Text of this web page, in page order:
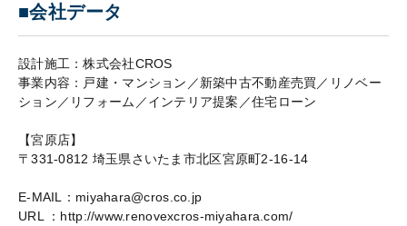
■会社データ
設計施工：株式会社CROS
事業内容：戸建・マンション／新築中古不動産売買／リノベー
ション／リフォーム／インテリア提案／住宅ローン
【宮原店】
〒331-0812 埼玉県さいたま市北区宮原町2-16-14
E-MAIL：miyahara@cros.co.jp
URL ：http://www.renovexcros-miyahara.com/